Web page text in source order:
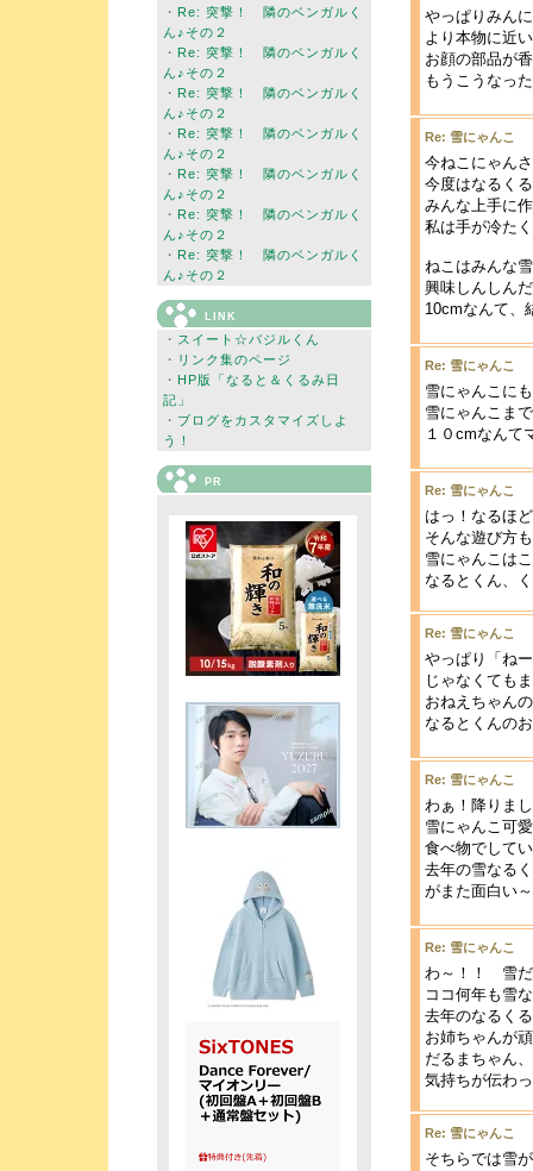
・ Re: 突撃！ 隣のベンガルく
ん♪その２
・ Re: 突撃！ 隣のベンガルく
ん♪その２
・ Re: 突撃！ 隣のベンガルく
ん♪その２
・ Re: 突撃！ 隣のベンガルく
ん♪その２
・ Re: 突撃！ 隣のベンガルく
ん♪その２
・ Re: 突撃！ 隣のベンガルく
ん♪その２
・ Re: 突撃！ 隣のベンガルく
ん♪その２
LINK
・ スイート☆バジルくん
・ リンク集のページ
・ HP版「なると＆くるみ日
記」
・ ブログをカスタマイズしよ
う！
PR
やっぱりみん
より本物に近
お顔の部品が
もうこうなっ
Re: 雪にゃんこ
今ねこにゃん
今度はなるく
みんな上手に
私は手が冷た
ねこはみんな
興味しんしん
10cmなんて、
Re: 雪にゃんこ
雪にゃんこに
雪にゃんこま
１０cmなんて
Re: 雪にゃんこ
はっ！なるほ
そんな遊び方
雪にゃんこは
なるとくん、
Re: 雪にゃんこ
やっぱり「ね
じゃなくても
おねえちゃん
なるとくんの
Re: 雪にゃんこ
わぁ！降りま
雪にゃんこ可
食べ物でして
去年の雪なる
がまた面白い
Re: 雪にゃんこ
わ～！！ 雪
ココ何年も雪
去年のなるく
お姉ちゃんが
だるまちゃん
気持ちが伝わ
Re: 雪にゃんこ
そちらでは雪